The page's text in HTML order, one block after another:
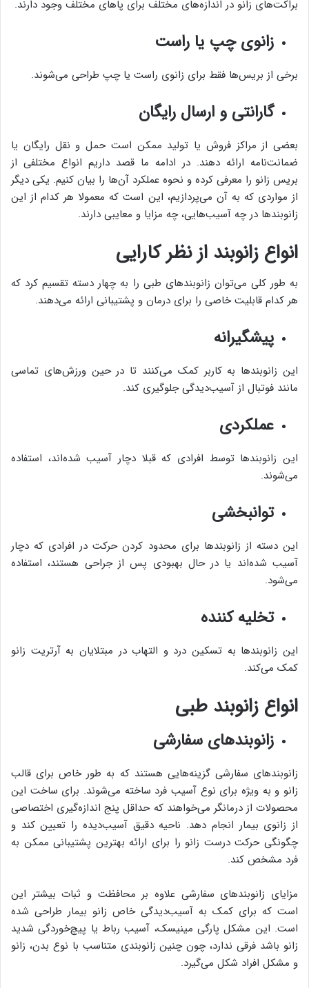
براکت‌های زانو در اندازه‌های مختلف برای پاهای مختلف وجود دارند.
زانوی چپ یا راست
برخی از بریس‌ها فقط برای زانوی راست یا چپ طراحی می‌شوند.
گارانتی و ارسال رایگان
بعضی از مراکز فروش یا تولید ممکن است حمل و نقل رایگان یا
ضمانت‌نامه ارائه دهند. در ادامه ما قصد داریم انواع مختلفی از
بریس زانو را معرفی کرده و نحوه عملکرد آن‌ها را بیان کنیم. یکی دیگر
از مواردی که به آن می‌پردازیم، این است که معمولا هر کدام از این
زانوبندها در چه آسیب‌هایی، چه مزایا و معایبی دارند.
انواع زانوبند از نظر کارایی
به طور کلی می‌توان زانوبندهای طبی را به چهار دسته تقسیم کرد که
هر کدام قابلیت خاصی را برای درمان و پشتیبانی ارائه می‌دهند.
پیشگیرانه
این زانوبندها به کاربر کمک می‌کنند تا در حین ورزش‌های تماسی
مانند فوتبال از آسیب‌دیدگی جلوگیری کند.
عملکردی
این زانوبندها توسط افرادی که قبلا دچار آسیب شده‌اند، استفاده
می‌شوند.
توانبخشی
این دسته از زانوبندها برای محدود کردن حرکت در افرادی که دچار
آسیب شده‌اند یا در حال بهبودی پس از جراحی هستند، استفاده
می‌شود.
تخلیه کننده
این زانوبندها به تسکین درد و التهاب در مبتلایان به آرتریت زانو
کمک می‌کند.
انواع زانوبند طبی
زانوبندهای سفارشی
زانوبندهای سفارشی گزینه‌هایی هستند که به طور خاص برای قالب
زانو و به ویژه برای نوع آسیب فرد ساخته می‌شوند. برای ساخت این
محصولات از درمانگر می‌خواهند که حداقل پنج اندازه‌گیری اختصاصی
از زانوی بیمار انجام دهد. ناحیه دقیق آسیب‌دیده را تعیین کند و
چگونگی حرکت درست زانو را برای ارائه بهترین پشتیبانی ممکن به
فرد مشخص کند.
مزایای زانوبندهای سفارشی علاوه بر محافظت و ثبات بیشتر این
است که برای کمک به آسیب‌دیدگی خاص زانو بیمار طراحی شده
است. این مشکل پارگی مینیسک، آسیب رباط یا پیچ‌خوردگی شدید
زانو باشد فرقی ندارد، چون چنین زانوبندی متناسب با نوع بدن، زانو
و مشکل افراد شکل می‌گیرد.